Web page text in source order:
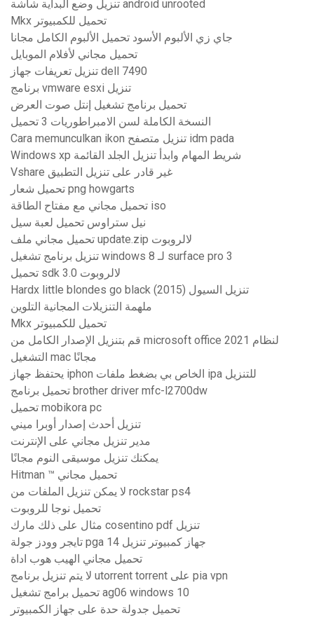
تنزيل وضع البداية شاشة android unrooted
Mkx تحميل للكمبيوتر
جاي زي الألبوم الأسود تحميل الألبوم الكامل مجانا
تحميل مجاني لأفلام الموبايل
تنزيل تعريفات جهاز dell 7490
برنامج vmware esxi تنزيل
تحميل برنامج تشغيل إنتل صوت العرض
النسخة الكاملة لسن الامبراطوريات 3 تحميل
Cara memunculkan ikon تنزيل متصفح idm pada
Windows xp شريط المهام وابدأ تنزيل الجلد القائمة
Vshare غير قادر على تنزيل التطبيق
تحميل شعار png howgarts
تحميل مجاني مع مفتاح الطاقة iso
نيل ستراوس تحميل لعبة سيل
تحميل مجاني ملف update.zip لالروبوت
تنزيل برنامج تشغيل windows 8 لـ surface pro 3
تحميل sdk لالروبوت 3.0
Hardx little blondes go black (2015) تنزيل السيول
ملهمة التنزيلات المجانية التلوين
Mkx تحميل للكمبيوتر
قم بتنزيل الإصدار الكامل من microsoft office 2021 لنظام
التشغيل mac مجانًا
يحتفظ جهاز iphon الخاص بي بضغط ملفات ipa للتنزيل
تحميل برنامج brother driver mfc-l2700dw
تحميل mobikora pc
تنزيل أحدث إصدار أوبرا ميني
مدير تنزيل مجاني على الإنترنت
يمكنك تنزيل موسيقى النوم مجانًا
Hitman ™ تحميل مجاني
لا يمكن تنزيل الملفات من rockstar ps4
تحميل نوجا للروبوت
مثال على ذلك مارك cosentino pdf تنزيل
تايجر وودز جولة pga 14 جهاز كمبيوتر تنزيل
تحميل مجاني الهيب هوب اداة
لا يتم تنزيل برنامج utorrent torrent على pia vpn
تحميل برامج تشغيل ag06 windows 10
تحميل جدولة حدة على جهاز الكمبيوتر